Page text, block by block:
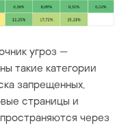
угроз —
такие категории
запрещенных,
страницы и
через